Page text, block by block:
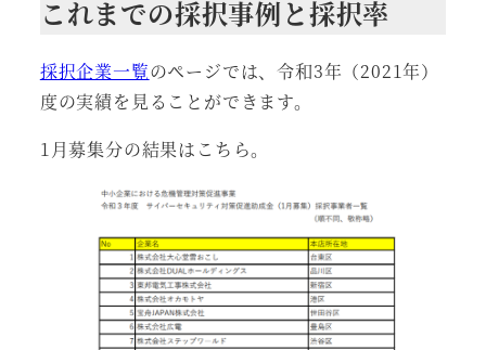
これまでの採択事例と採択率
採択企業一覧のページでは、令和3年（2021年）
度の実績を見ることができます。
1月募集分の結果はこちら。